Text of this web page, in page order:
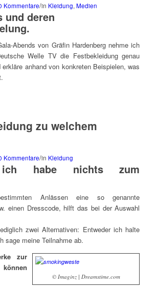
Kommentare/in Kleidung, Medien
und deren
Abends von Gräfin Hardenberg nehme ich
Welle TV die Festbekleidung genau
anhand von konkreten Beispielen, was
zu welchem
Kommentare/in Kleidung
ich habe nichts zum
Anlässen eine so genannte
einen Dresscode, hilft das bei der Auswahl
zwei Alternativen: Entweder ich halte
sage meine Teilnahme ab.
© Imaginz | Dreamstime.com
zur